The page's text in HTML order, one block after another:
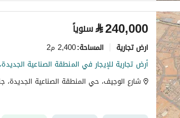
⃁240,000 سنوياً
ارض تجارية المساحة:2,400 م2
أرض تجارية للإيجار في المنطقة الصناعية